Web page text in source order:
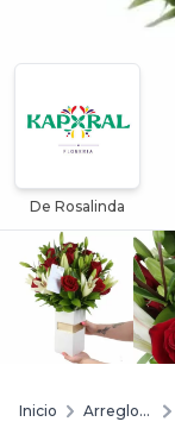
De Rosalinda
Inicio
Arreglos